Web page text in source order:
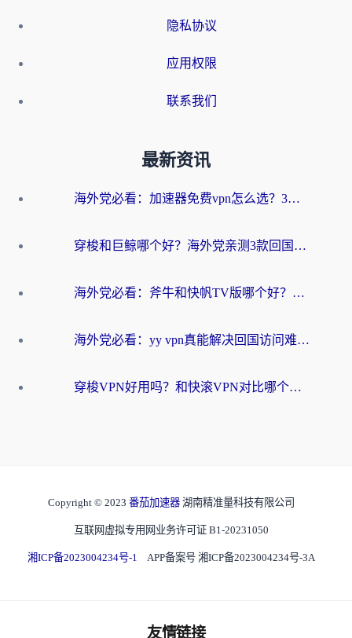
隐私协议
应用权限
联系我们
最新资讯
海外党必看：加速器免费vpn怎么选？3步教你无缝访问国内资源
穿梭和巨鲸哪个好？海外党亲测3款回国加速器，教你避开90%的坑
海外党必看：斧牛和快帆TV版哪个好？3分钟选对回国加速器，无缝刷B站、追热剧
海外党必看：yy vpn真能解决回国访问难题？附云极initap测评+免费方案对比
穿梭VPN好用吗？和快滚VPN对比哪个回国效果更好？海外党选回国加速器必看指南
Copyright © 2023 番茄加速器 湖南精准量科技有限公司
互联网虚拟专用网业务许可证 B1-20231050
湘ICP备2023004234号-1 APP备案号 湘ICP备2023004234号-3A
友情链接